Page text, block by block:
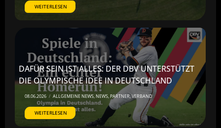
WEITERLESEN
DAFÜR SEIN IST ALLES: DER DBV UNTERSTÜTZT
DIE OLYMPISCHE IDEE IN DEUTSCHLAND
08.06.2026 / ALLGEMEINE NEWS,NEWS,PARTNER,VERBAND
WEITERLESEN